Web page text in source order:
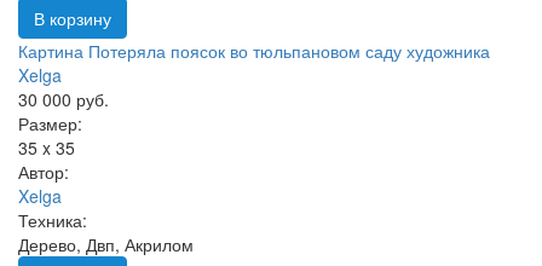
В корзину
Картина Потеряла поясок во тюльпановом саду художника
Xelga
30 000 руб.
Размер:
35 x 35
Автор:
Xelga
Техника:
Дерево, Двп, Акрилом